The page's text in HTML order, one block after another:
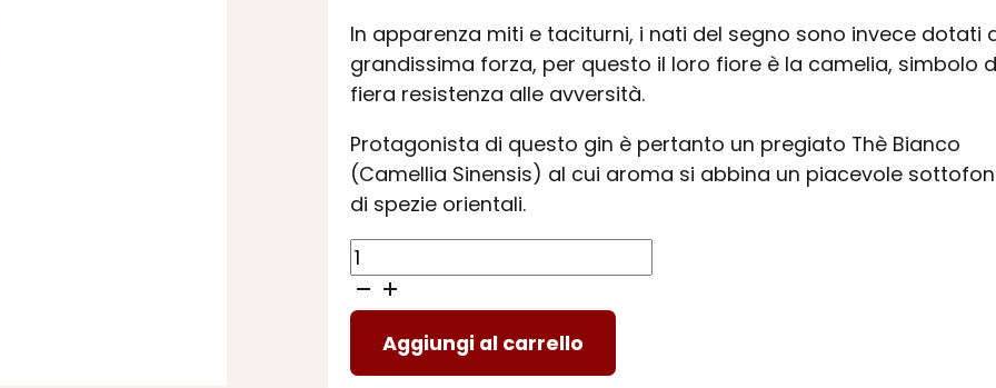
In apparenza miti e taciturni, i nati del segno sono invece dotati
grandissima forza, per questo il loro fiore è la camelia, simbolo
fiera resistenza alle avversità.
Protagonista di questo gin è pertanto un pregiato Thè Bianco
(Camellia Sinensis) al cui aroma si abbina un piacevole
di spezie orientali.
GIN
GINGILLO
II
ACQUARIO
quantità
Aggiungi al carrello